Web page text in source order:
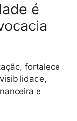
é
fortalece
e